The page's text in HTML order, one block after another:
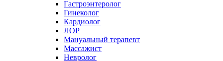
Гастроэнтеролог
Гинеколог
Кардиолог
ЛОР
Мануальный терапевт
Массажист
Невролог